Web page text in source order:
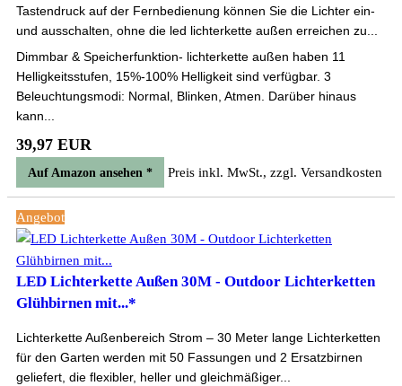
Tastendruck auf der Fernbedienung können Sie die Lichter ein-
und ausschalten, ohne die led lichterkette außen erreichen zu...
Dimmbar & Speicherfunktion- lichterkette außen haben 11
Helligkeitsstufen, 15%-100% Helligkeit sind verfügbar. 3
Beleuchtungsmodi: Normal, Blinken, Atmen. Darüber hinaus
kann...
39,97 EUR
Auf Amazon ansehen * Preis inkl. MwSt., zzgl. Versandkosten
Angebot
LED Lichterkette Außen 30M - Outdoor Lichterketten
Glühbirnen mit...*
Lichterkette Außenbereich Strom – 30 Meter lange Lichterketten
für den Garten werden mit 50 Fassungen und 2 Ersatzbirnen
geliefert, die flexibler, heller und gleichmäßiger...